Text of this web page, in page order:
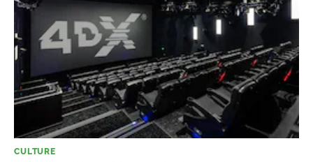
CULTURE